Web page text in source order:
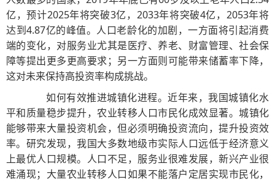
亿，预计2025年将突破3亿，2033年将突破4亿，2053年将
达到4.87亿的峰值。人口老龄化的加剧，一方面将引起消费
端的变化，对服务业尤其是医疗、养老、财富管理、社会保
障等提出更多更高要求；另一方面则可能带来储蓄率下降，
这对未来保持高投资率构成挑战。
如何有效推进城镇化进程。近年来，我国城镇化水
平和质量稳步提升，农业转移人口市民化成效显著。城镇化
能够带来大量投资机会，但必须明确投资流向，提升投资效
率。研究发现，我国大多数地级市实际人口远低于经济意义
上最优人口规模。人口不足，服务业很难发展，新兴产业很
难涌现；大量农业转移人口如果不能落户定居实现市民化，